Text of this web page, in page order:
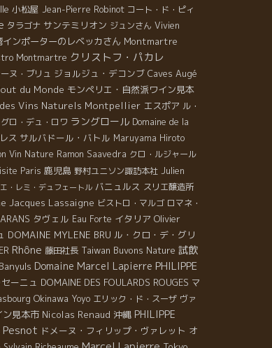
小松屋 Jean-Pierre Robinot コート・ド・ピィ
タラゴナ サンテミリオン ジュンさん Vivien
インポーターのレベッカさん Montmartre
Montmartre クリストフ・パカレ
ヌ・ブリュ ジョルジュ・デコンブ Caves Augé
du Monde モンペリエ・自然派ワイン見本
Vins Naturels Montpellier エスポア ル・
ロ・デュ・ロワ ラングロール Domaine de la
ス サルバドール・バトル Maruyama Hiroto
Vin Nature Ramon Saavedra クロ・ルジャール
Paris 鹿児島 野村ユニソン諏訪本社 Julien
・レミ・デュフェートル バニュルス スリエ醸造所
Jacques Lassaigne ビストロ・マルゴ ロマネ・
タヴェル Eau Forte イタリア Olivier
DOMAINE MYLENE BRU ル・クロ・デ・グリ
Rhône 藤田社長 Taiwan Buvons Nature 試飲
Banyuls Domaine Marcel Lapierre PHILIPPE
ーニュ DOMAINE DES FOULARDS ROUGES マ
Okinawa Yoyo エリック・ド・スーザ ヴァ
ン見本市 Nicolas Renaud 沖縄 PHILIPPE
Pesnot ドメーヌ・フィリップ・ヴァレット オ